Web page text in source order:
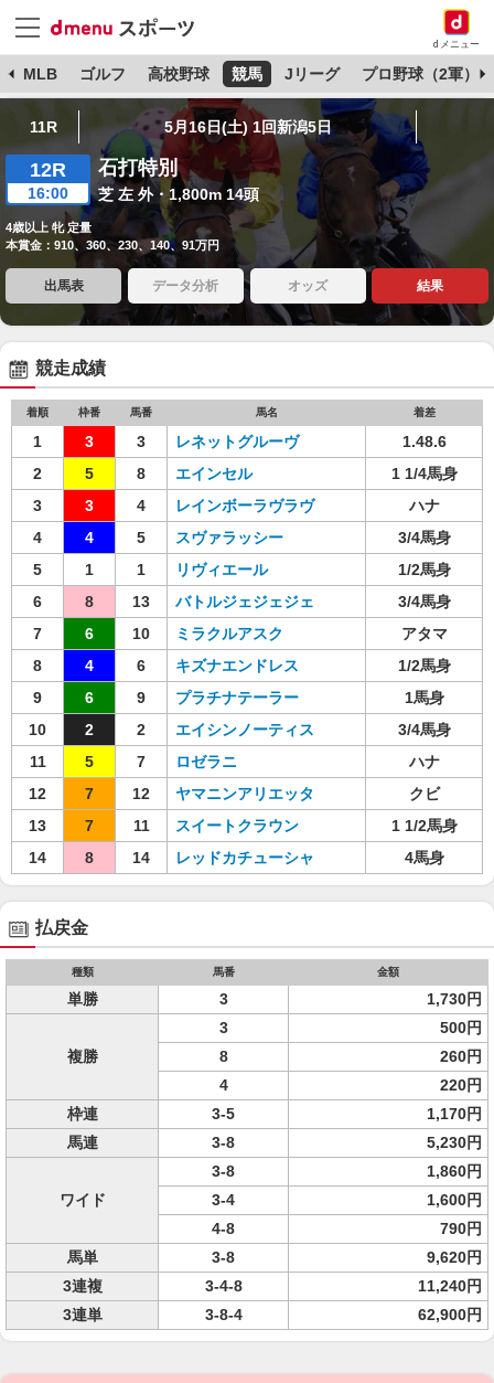
dメニュー
MLB ゴルフ 高校野球 競馬 Jリーグ プロ野球（2軍）
11R 5月16日(土) 1回新潟5日
12R
16:00
石打特別
芝 左 外・1,800m 14頭
4歳以上 牝 定量
本賞金：910、360、230、140、91万円
出馬表 データ分析 オッズ 結果
競走成績
着順 枠番 馬番 馬名 着差
1 3 3 レネットグルーヴ
1.48.6
2
5 8 エインセル
1 1/4馬身
3
3 4 レインボーラヴラヴ
ハナ
4
4 5 スヴァラッシー
3/4馬身
5
1 1 リヴィエール
1/2馬身
6
8 13 バトルジェジェジェ
3/4馬身
7
6 10 ミラクルアスク
アタマ
8
4 6 キズナエンドレス
1/2馬身
9
6 9 プラチナテーラー
1馬身
10
2 2 エイシンノーティス
3/4馬身
11
5 7 ロゼラニ
ハナ
12
7 12 ヤマニンアリエッタ
クビ
13
7 11 スイートクラウン
1 1/2馬身
14
8 14 レッドカチューシャ 4馬身
払戻金
種類 馬番 金額
単勝 3 1,730円
複勝
3
500円
8
260円
4
220円
枠連
3-5
1,170円
馬連
3-8 5,230円
ワイド
3-8
1,860円
3-4
1,600円
4-8
790円
馬単
3-8
9,620円
3連複
3-4-8
11,240円
3連単
3-8-4 62,900円